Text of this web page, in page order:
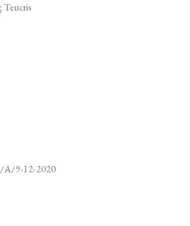
Teucris
Α/9-12-2020